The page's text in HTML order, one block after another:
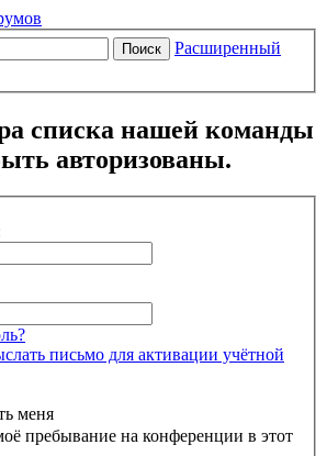
Поиск
Расширенный
списка нашей команды
авторизованы.
письмо для активации учётной
меня
пребывание на конференции в этот